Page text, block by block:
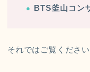
BTS釜山コン
それではご覧ください